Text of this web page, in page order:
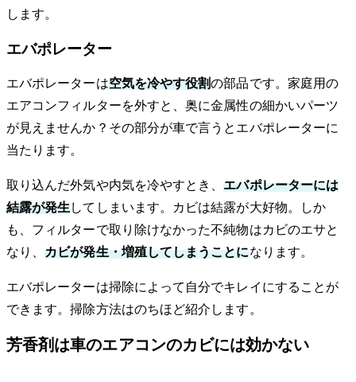
します。
エバポレーター
エバポレーターは空気を冷やす役割の部品です。家庭用の
エアコンフィルターを外すと、奥に金属性の細かいパーツ
が見えませんか？その部分が車で言うとエバポレーターに
当たります。
取り込んだ外気や内気を冷やすとき、エバポレーターには
結露が発生してしまいます。カビは結露が大好物。しか
も、フィルターで取り除けなかった不純物はカビのエサと
なり、カビが発生・増殖してしまうことになります。
エバポレーターは掃除によって自分でキレイにすることが
できます。掃除方法はのちほど紹介します。
芳香剤は車のエアコンのカビには効かない